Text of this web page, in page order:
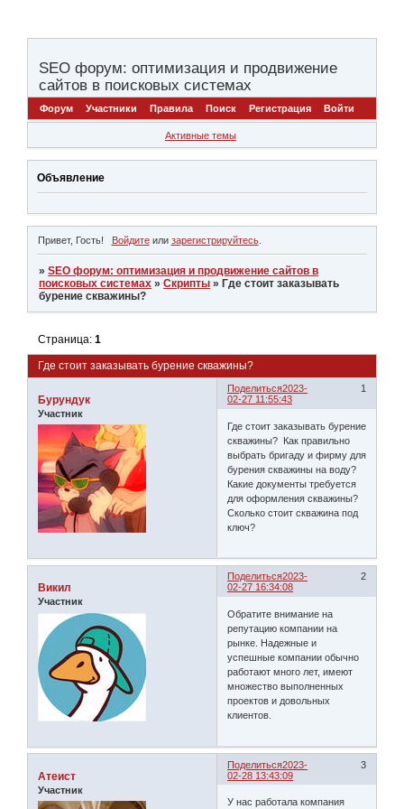
SEO форум: оптимизация и продвижение
сайтов в поисковых системах
Форум Участники Правила Поиск Регистрация Войти
Активные темы
Объявление
Привет, Гость! Войдитеили зарегистрируйтесь.
»SEO форум: оптимизация и продвижение сайтов в
поисковых системах »Скрипты » Где стоит заказывать
бурение скважины?
Где стоит заказывать бурение скважины?
Страница:1
Поделиться 1
2023-
02-27 11:55:43
Бурундук
Участник
Где стоит заказывать бурение
скважины? Как правильно
выбрать бригаду и фирму для
бурения скважины на воду?
Какие документы требуется
для оформления скважины?
Сколько стоит скважина под
ключ?
Поделиться 2
2023-
02-27 16:34:08
Викил
Участник
Обратите внимание на
репутацию компании на
рынке. Надежные и
успешные компании обычно
работают много лет, имеют
множество выполненных
проектов и довольных
клиентов.
Поделиться 3
2023-
02-28 13:43:09
Атеист
Участник
У нас работала компания